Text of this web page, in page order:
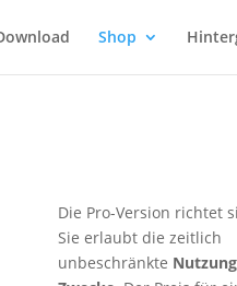
Shop
Die Pro-Version richtet
Sie erlaubt die zeitlich
unbeschränkte Nutzung